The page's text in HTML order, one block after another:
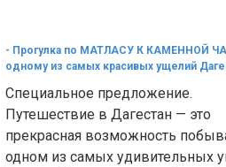
- Прогулка по МАТЛАСУ К КАМЕННОЙ
одному из самых красивых ущелий
Специальное предложение.
Путешествие в Дагестан — это
прекрасная возможность
одном из самых удивительных